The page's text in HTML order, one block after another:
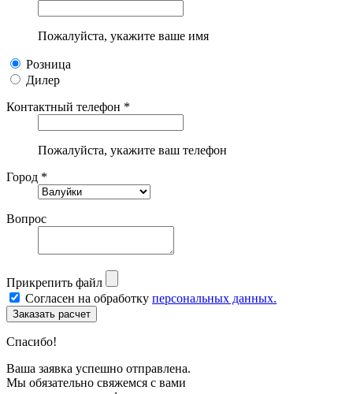
Пожалуйста, укажите ваше имя
Розница
Дилер
Контактный телефон *
Пожалуйста, укажите ваш телефон
Город *
Вопрос
Прикрепить файл
Согласен на обработку персональных данных.
Спасибо!
Ваша заявка успешно отправлена.
Мы обязательно свяжемся с вами